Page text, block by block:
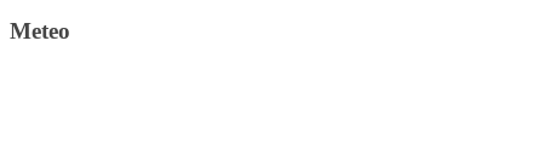
Meteo